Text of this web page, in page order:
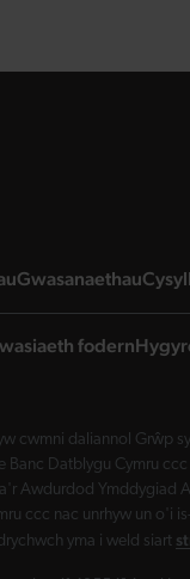
landing page
Gwasanaethau
fodern
cwmni daliannol Grŵp
Banc Datblygu Cymru
Awdurdod Ymddygiad
ccc nac unrhyw un o'i
yma i weld siart